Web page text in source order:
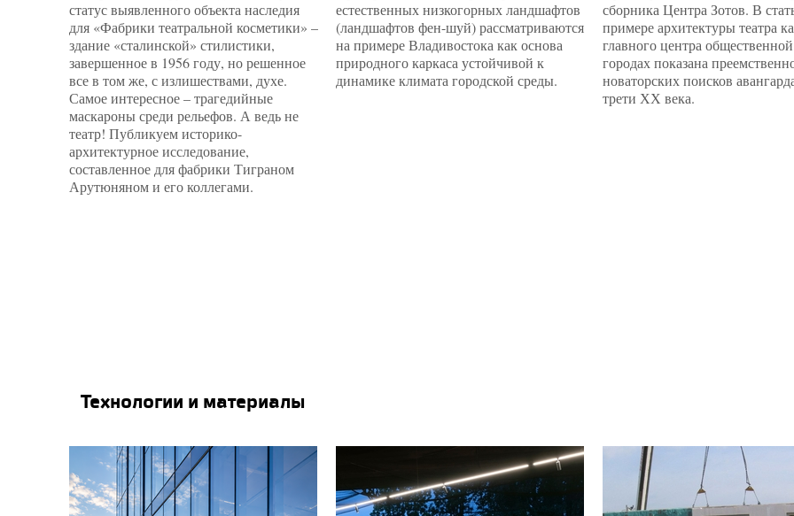
статус выявленного объекта наследия
для «Фабрики театральной косметики» –
здание «сталинской» стилистики,
завершенное в 1956 году, но решенное
все в том же, с излишествами, духе.
Самое интересное – трагедийные
маскароны среди рельефов. А ведь не
театр! Публикуем историко-
архитектурное исследование,
составленное для фабрики Тиграном
Арутюняном и его коллегами.
естественных низкогорных ландшафтов
(ландшафтов фен-шуй) рассматриваются
на примере Владивостока как основа
природного каркаса устойчивой к
динамике климата городской среды.
сборника Центра Зотов. В
примере архитектуры театра
главного центра
городах показана
новаторских поисков
трети ХХ века.
Технологии и материалы